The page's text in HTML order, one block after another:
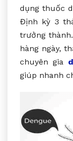
dụng thuốc
Định kỳ 3
trưởng
hàng ngày,
chuyên gia
giúp nhanh